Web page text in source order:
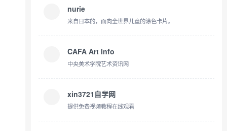
nurie
来自日本的，面向全世界儿童的涂色卡片。
CAFA Art Info
中央美术学院艺术资讯网
xin3721自学网
提供免费视频教程在线观看